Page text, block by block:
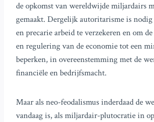
de opkomst van wereldwijde miljardairs
gemaakt. Dergelijk autoritarisme is nodig
en precarie arbeid te verzekeren en om
en regulering van de economie tot een
beperken, in overeenstemming met de
financiële en bedrijfsmacht.
Maar als neo-feodalismus inderdaad de
vandaag is, als miljardair-plutocratie in